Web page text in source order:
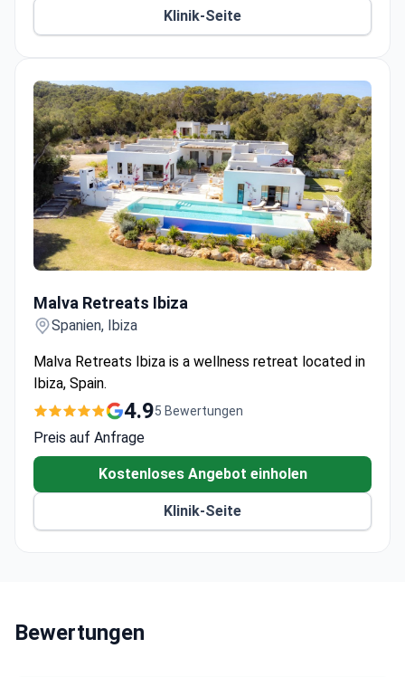
Klinik-Seite
Malva Retreats Ibiza
Spanien, Ibiza
Malva Retreats Ibiza is a wellness retreat located in
Ibiza, Spain.
4.95 Bewertungen
Preis auf Anfrage
Kostenloses Angebot einholen
Klinik-Seite
Bewertungen